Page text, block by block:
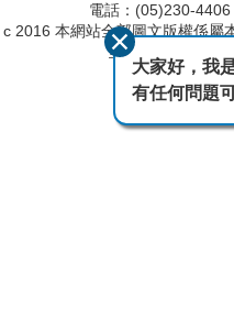
電話：(05)230-
c 2016 本網站全部圖文版權係屬
全部或部分內容，
最後異動
大家好，我
有任何問題